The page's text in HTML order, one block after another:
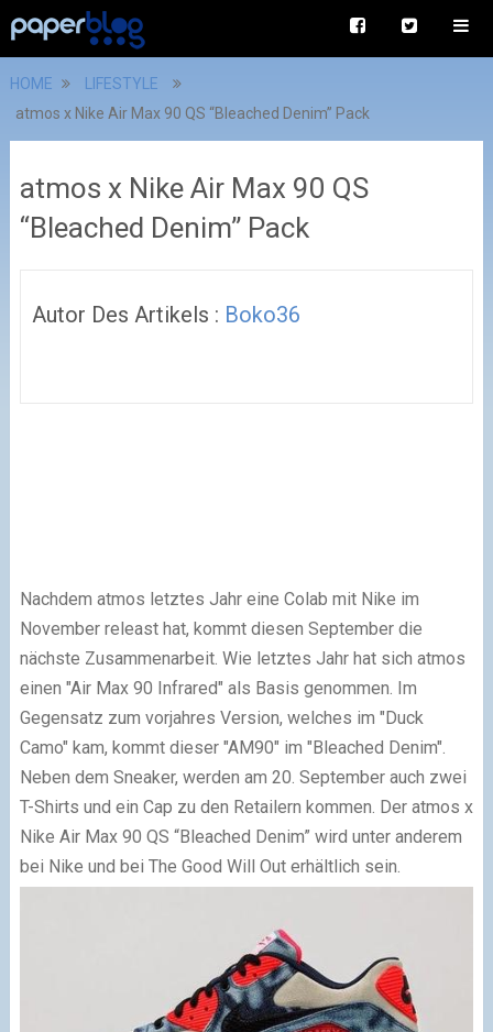
HOME
LIFESTYLE
atmos x Nike Air Max 90 QS “Bleached Denim” Pack
atmos x Nike Air Max 90 QS
“Bleached Denim” Pack
Autor Des Artikels : Boko36
Nachdem atmos letztes Jahr eine Colab mit Nike im
November releast hat, kommt diesen September die
nächste Zusammenarbeit. Wie letztes Jahr hat sich atmos
einen "Air Max 90 Infrared" als Basis genommen. Im
Gegensatz zum vorjahres Version, welches im "Duck
Camo" kam, kommt dieser "AM90" im "Bleached Denim".
Neben dem Sneaker, werden am 20. September auch zwei
T-Shirts und ein Cap zu den Retailern kommen. Der atmos x
Nike Air Max 90 QS “Bleached Denim” wird unter anderem
bei Nike und bei The Good Will Out erhältlich sein.